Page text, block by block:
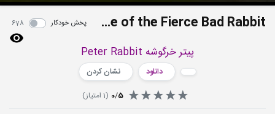
S01E14 - The Tale of the Giant Pumpkin - The Tale of the Fierce Bad Rabbit پخش خودکار 678
پیتر خرگوشه Peter Rabbit
دانلود
نشان کردن
0/5
(
1 امتیاز)